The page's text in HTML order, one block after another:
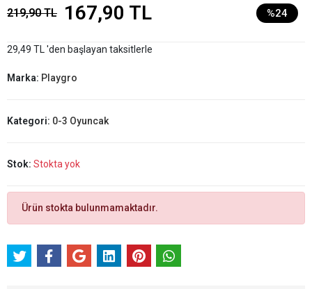
219,90 TL 167,90 TL %24
29,49 TL 'den başlayan taksitlerle
Marka: Playgro
Kategori: 0-3 Oyuncak
Stok: Stokta yok
Ürün stokta bulunmamaktadır.